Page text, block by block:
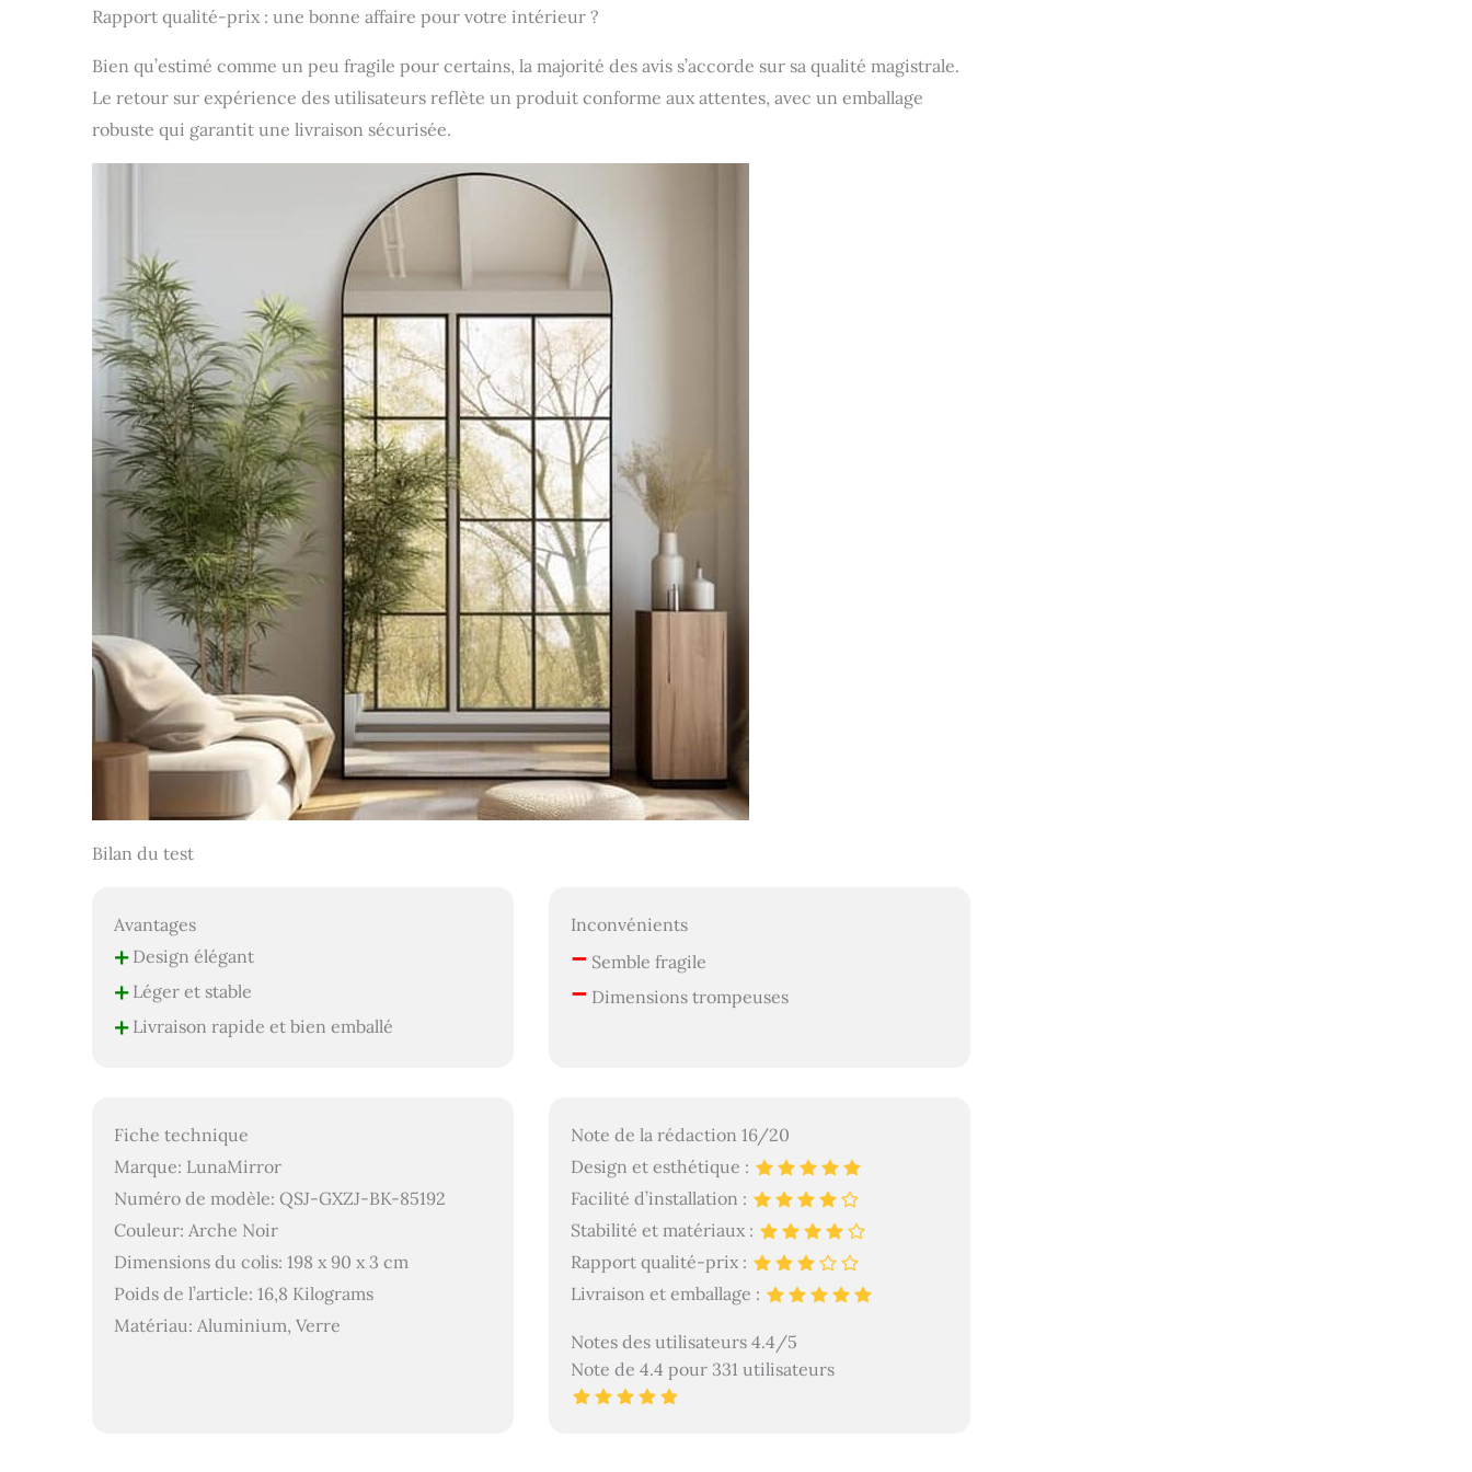
Rapport qualité-prix : une bonne affaire pour votre intérieur ?
Bien qu’estimé comme un peu fragile pour certains, la majorité des avis s’accorde sur sa qualité magistrale.
Le retour sur expérience des utilisateurs reflète un produit conforme aux attentes, avec un emballage
robuste qui garantit une livraison sécurisée.
Bilan du test
Avantages
+Design élégant
+Léger et stable
+Livraison rapide et bien emballé
Inconvénients
– Semble fragile
– Dimensions trompeuses
Fiche technique
Marque: LunaMirror
Numéro de modèle: QSJ-GXZJ-BK-85192
Couleur: Arche Noir
Dimensions du colis: 198 x 90 x 3 cm
Poids de l’article: 16,8 Kilograms
Matériau: Aluminium, Verre
Note de la rédaction 16/20
Design et esthétique :
Facilité d’installation :
Stabilité et matériaux :
Rapport qualité-prix :
Livraison et emballage :
Notes des utilisateurs 4.4/5
Note de 4.4 pour 331 utilisateurs